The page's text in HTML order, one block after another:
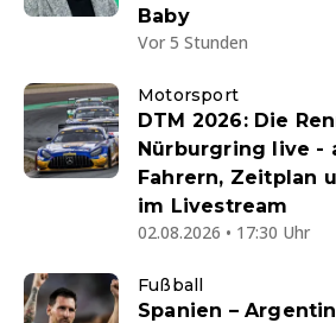
Baby
Vor 5 Stunden
Motorsport
DTM 2026: Die
Nürburgring live -
Fahrern, Zeitplan
im Livestream
02.08.2026 • 17:30 Uhr
Fußball
Spanien –